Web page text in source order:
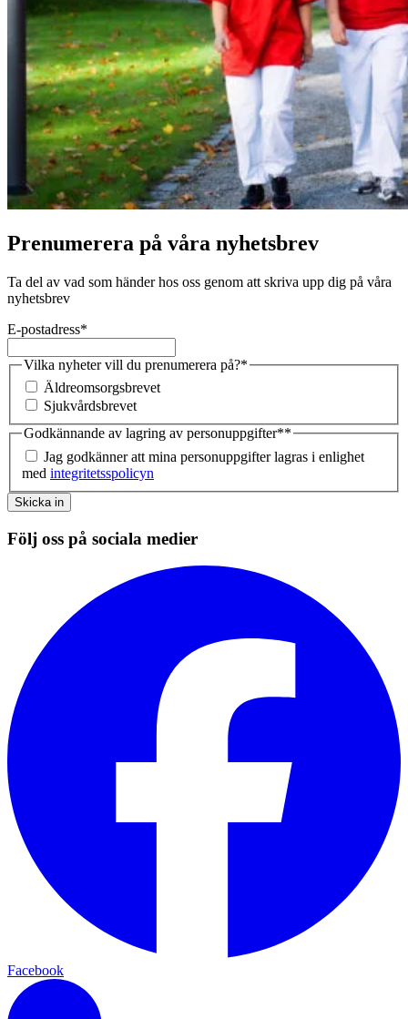
Prenumerera på våra nyhetsbrev
Ta del av vad som händer hos oss genom att skriva upp dig på våra
nyhetsbrev
E-postadress*
Vilka nyheter vill du prenumerera på?*
Äldreomsorgsbrevet
Sjukvårdsbrevet
Godkännande av lagring av personuppgifter**
Jag godkänner att mina personuppgifter lagras i enlighet
med integritetsspolicyn
Skicka in
Följ oss på sociala medier
Facebook